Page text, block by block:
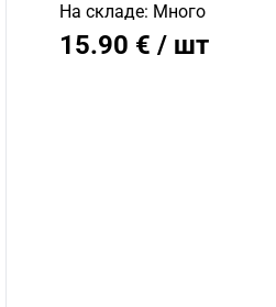
На складе: Много
15.90 € / шт